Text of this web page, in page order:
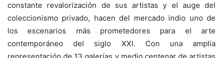
constante revalorización de sus artistas y el auge del
coleccionismo privado, hacen del mercado indio uno de
los escenarios más prometedores para el arte
contemporáneo del siglo XXI. Con una amplia